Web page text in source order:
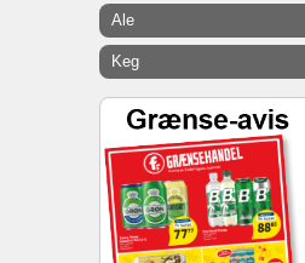
Ale
Keg